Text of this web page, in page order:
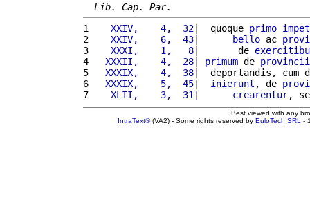
Lib. Cap. Par.
1
   XXIV,    4,  32
|  quoque primo
2
   XXIV,    6,  43
| bello ac
3
   XXXI,    1,   8
|       de
4
  XXXII,    4,  28
| primum de
5
  XXXIX,    4,  38
|  deportandis, cum
6
  XXXIX,    5,  45
| inierunt , de
7
   XLII,    3,  31
| crearentur,
Best viewed with any
IntraText®(VA2) - Some rights reserved by EuloTech SRL -